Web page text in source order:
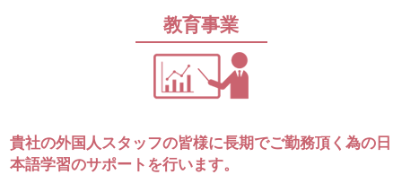
教育事業
貴社の外国人スタッフの皆様に長期でご勤務頂く為の日
本語学習のサポートを行います。